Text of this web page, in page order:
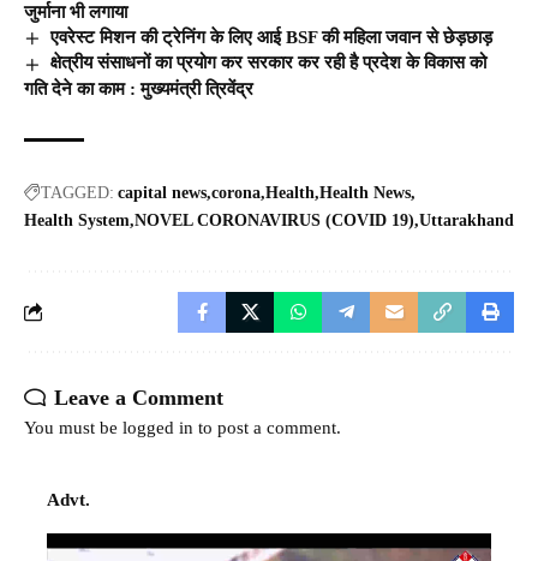
जुर्माना भी लगाया
एवरेस्ट मिशन की ट्रेनिंग के लिए आई BSF की महिला जवान से छेड़छाड़
क्षेत्रीय संसाधनों का प्रयोग कर सरकार कर रही है प्रदेश के विकास को
गति देने का काम : मुख्यमंत्री त्रिवेंद्र
TAGGED: capital news corona Health Health News
Health System NOVEL CORONAVIRUS (COVID 19) Uttarakhand
Leave a Comment
You must be logged in to post a comment.
Advt.
Video